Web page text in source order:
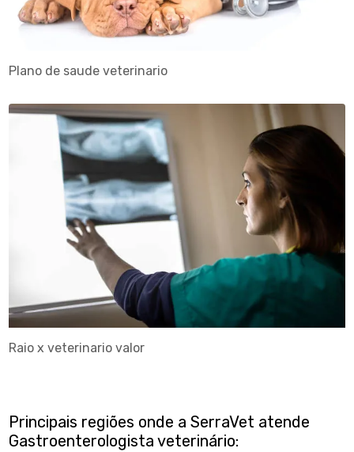
Plano de saude veterinario
Raio x veterinario valor
Principais regiões onde a SerraVet atende
Gastroenterologista veterinário: